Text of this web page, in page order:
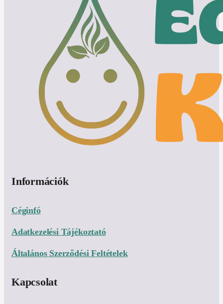
Információk
Céginfó
Adatkezelési Tájékoztató
Általános Szerződési Feltételek
Kapcsolat